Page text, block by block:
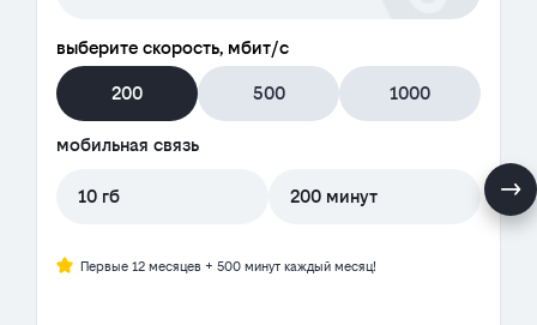
выберите скорость, мбит/с
200 500 1000
мобильная связь
10 гб 200 минут
Первые 12 месяцев + 500 минут каждый месяц!